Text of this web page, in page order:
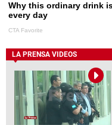
LA PRENSA VIDEOS